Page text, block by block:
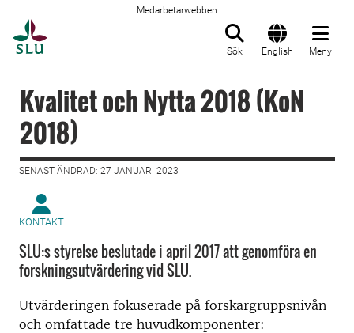
Medarbetarwebben
Sök English Meny
Kvalitet och Nytta 2018 (KoN
2018)
SENAST ÄNDRAD: 27 JANUARI 2023
KONTAKT
SLU:s styrelse beslutade i april 2017 att genomföra en
forskningsutvärdering vid SLU.
Utvärderingen fokuserade på forskargruppsnivån
och omfattade tre huvudkomponenter: